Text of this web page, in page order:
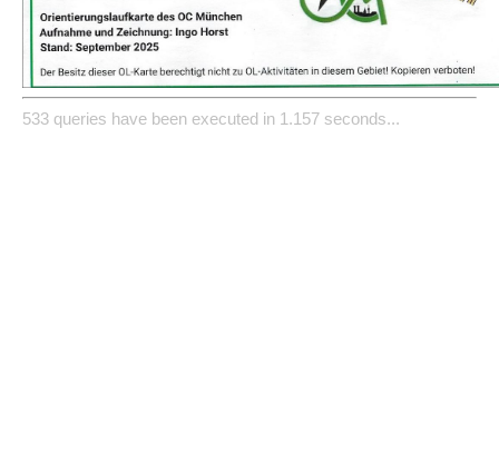
533 queries have been executed in 1.157 seconds...